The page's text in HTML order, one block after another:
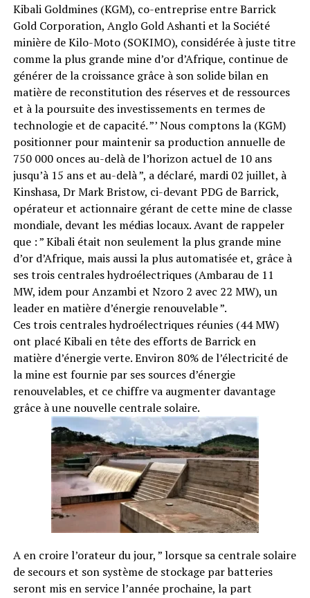
Kibali Goldmines (KGM), co-entreprise entre Barrick
Gold Corporation, Anglo Gold Ashanti et la Société
minière de Kilo-Moto (SOKIMO), considérée à juste titre
comme la plus grande mine d’or d’Afrique, continue de
générer de la croissance grâce à son solide bilan en
matière de reconstitution des réserves et de ressources
et à la poursuite des investissements en termes de
technologie et de capacité. ”’ Nous comptons la (KGM)
positionner pour maintenir sa production annuelle de
750 000 onces au-delà de l’horizon actuel de 10 ans
jusqu’à 15 ans et au-delà ”, a déclaré, mardi 02 juillet, à
Kinshasa, Dr Mark Bristow, ci-devant PDG de Barrick,
opérateur et actionnaire gérant de cette mine de classe
mondiale, devant les médias locaux. Avant de rappeler
que : ” Kibali était non seulement la plus grande mine
d’or d’Afrique, mais aussi la plus automatisée et, grâce à
ses trois centrales hydroélectriques (Ambarau de 11
MW, idem pour Anzambi et Nzoro 2 avec 22 MW), un
leader en matière d’énergie renouvelable ”.
Ces trois centrales hydroélectriques réunies (44 MW)
ont placé Kibali en tête des efforts de Barrick en
matière d’énergie verte. Environ 80% de l’électricité de
la mine est fournie par ses sources d’énergie
renouvelables, et ce chiffre va augmenter davantage
grâce à une nouvelle centrale solaire.
A en croire l’orateur du jour, ” lorsque sa centrale solaire
de secours et son système de stockage par batteries
seront mis en service l’année prochaine, la part